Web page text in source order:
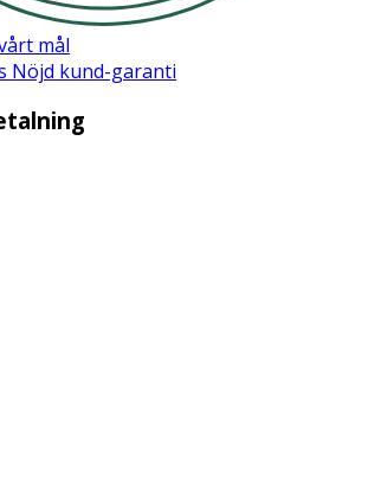
mål
Nöjd kund-garanti